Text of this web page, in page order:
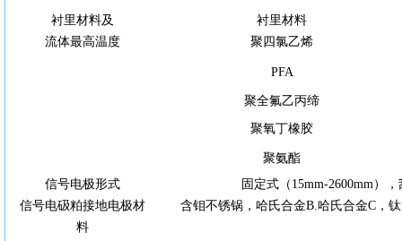
衬里材料及
流体最高温度
衬里材料
聚四氯乙烯
PFA
聚全氟乙丙缔
聚氧丁橡胶
聚氨酯
信号电极形式
固 定式（15mm-2600mm），
信号电砐粕接地电极材
料
含钼不锈锅，哈氏合金B.哈氏合金C，